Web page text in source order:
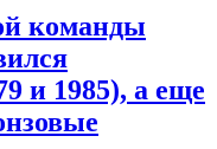
команды
и 1985), а еще